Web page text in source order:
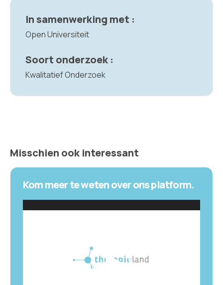
In samenwerking met :
Open Universiteit
Soort onderzoek :
Kwalitatief Onderzoek
Misschien ook interessant
Kom meer te weten over ons platform.